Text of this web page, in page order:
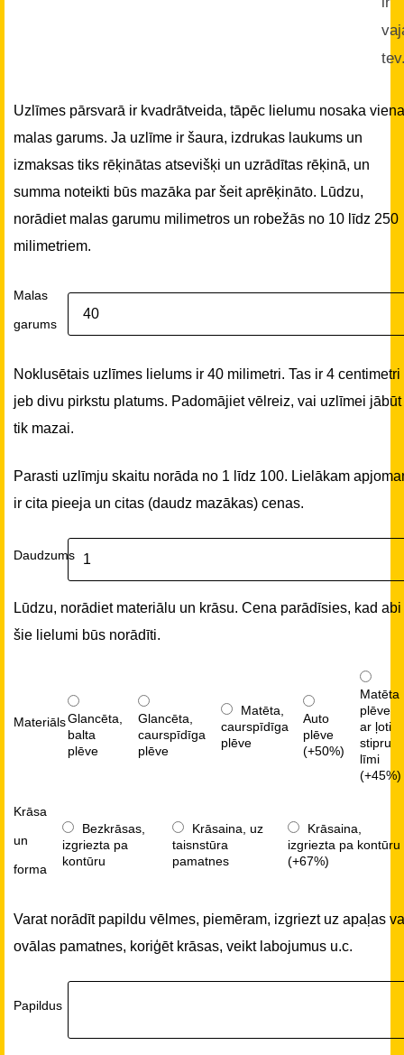
Uzlīmes pārsvarā ir kvadrātveida, tāpēc lielumu nosaka
malas garums. Ja uzlīme ir šaura, izdrukas laukums un
izmaksas tiks rēķinātas atsevišķi un uzrādītas rēķinā, un
summa noteikti būs mazāka par šeit aprēķināto. Lūdzu,
norādiet malas garumu milimetros un robežās no 10 līdz 250
milimetriem.
Malas
garums
Noklusētais uzlīmes lielums ir 40 milimetri. Tas ir 4 centimetri
jeb divu pirkstu platums. Padomājiet vēlreiz, vai uzlīmei jābūt
tik mazai.
Parasti uzlīmju skaitu norāda no 1 līdz 100. Lielākam
ir cita pieeja un citas (daudz mazākas) cenas.
Daudzums
Lūdzu, norādiet materiālu un krāsu. Cena parādīsies, kad abi
šie lielumi būs norādīti.
MateriālsGlancēta,
balta
plēve
Glancēta,
caurspīdīga
plēve
Matēta,
caurspīdīga
plēve
Auto
plēve
(+50%)
Matēta
plēve
ar ļoti
stipru
līmi
(+45%)
Krāsa
un
forma
Bezkrāsas,
izgriezta pa
kontūru
Krāsaina, uz
taisnstūra
pamatnes
Krāsaina,
izgriezta pa kontūru
(+67%)
Varat norādīt papildu vēlmes, piemēram, izgriezt uz apaļas
ovālas pamatnes, koriģēt krāsas, veikt labojumus u.c.
Papildus